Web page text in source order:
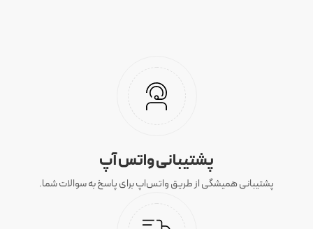
پشتیبانی واتس آپ
پشتیبانی همیشگی از طریق واتس‌اپ برای پاسخ به سوالات شما.